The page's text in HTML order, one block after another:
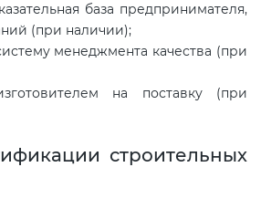
база предпринимателя,
(при наличии);
менеджмента качества (при
на поставку (при
строительных